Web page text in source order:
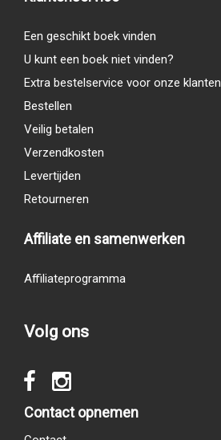
Een geschikt boek vinden
U kunt een boek niet vinden?
Extra bestelservice voor onze klanten
Bestellen
Veilig betalen
Verzendkosten
Levertijden
Retourneren
Affiliate en samenwerken
Affiliateprogramma
Volg ons
Contact opnemen